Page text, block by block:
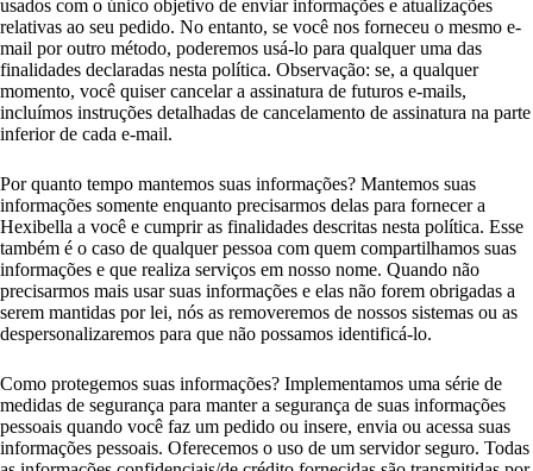
usados com o único objetivo de enviar informações e atualizações
relativas ao seu pedido. No entanto, se você nos forneceu o mesmo e-
mail por outro método, poderemos usá-lo para qualquer uma das
finalidades declaradas nesta política. Observação: se, a qualquer
momento, você quiser cancelar a assinatura de futuros e-mails,
incluímos instruções detalhadas de cancelamento de assinatura na parte
inferior de cada e-mail.
Por quanto tempo mantemos suas informações? Mantemos suas
informações somente enquanto precisarmos delas para fornecer a
Hexibella a você e cumprir as finalidades descritas nesta política. Esse
também é o caso de qualquer pessoa com quem compartilhamos suas
informações e que realiza serviços em nosso nome. Quando não
precisarmos mais usar suas informações e elas não forem obrigadas a
serem mantidas por lei, nós as removeremos de nossos sistemas ou as
despersonalizaremos para que não possamos identificá-lo.
Como protegemos suas informações? Implementamos uma série de
medidas de segurança para manter a segurança de suas informações
pessoais quando você faz um pedido ou insere, envia ou acessa suas
informações pessoais. Oferecemos o uso de um servidor seguro. Todas